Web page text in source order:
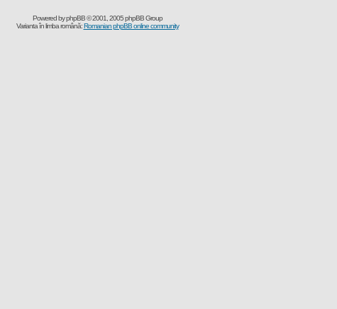
Powered byphpBB© 2001, 2005 phpBB Group
Varianta în limba română:Romanian phpBB online community